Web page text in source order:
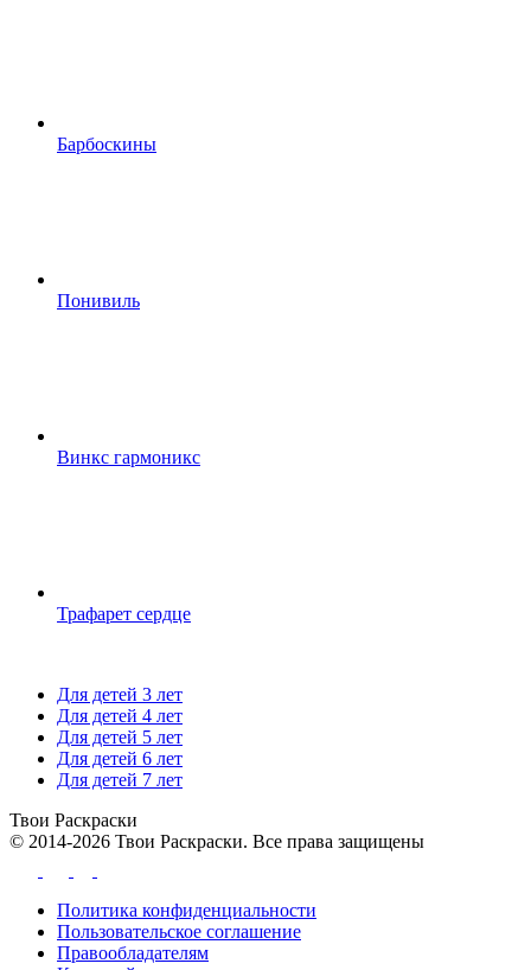
Барбоскины
Понивиль
Винкс гармоникс
Трафарет сердце
Для детей 3 лет
Для детей 4 лет
Для детей 5 лет
Для детей 6 лет
Для детей 7 лет
Твои Раскраски
© 2014-2026 Твои Раскраски. Все права защищены
Политика конфиденциальности
Пользовательское соглашение
Правообладателям